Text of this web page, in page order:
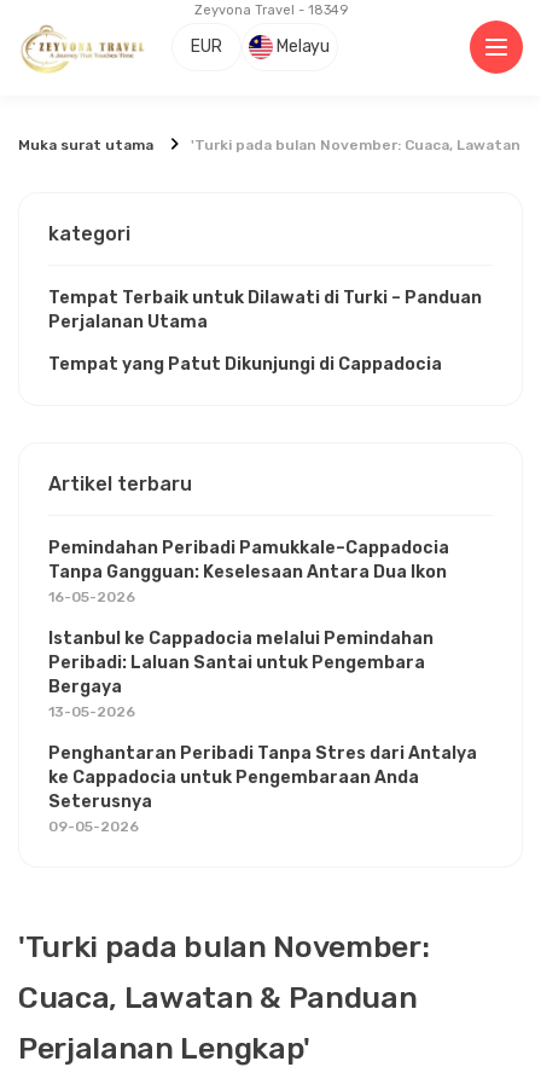
Zeyvona Travel - 18349
EUR Melayu
Muka surat utama 'Turki pada bulan November: Cuaca, Lawatan
'Turki pada bulan November:
Cuaca, Lawatan & Panduan
Perjalanan Lengkap'
kategori
Tempat Terbaik untuk Dilawati di Turki – Panduan
Perjalanan Utama
Tempat yang Patut Dikunjungi di Cappadocia
Artikel terbaru
Pemindahan Peribadi Pamukkale–Cappadocia
Tanpa Gangguan: Keselesaan Antara Dua Ikon
16-05-2026
Istanbul ke Cappadocia melalui Pemindahan
Peribadi: Laluan Santai untuk Pengembara
Bergaya
13-05-2026
Penghantaran Peribadi Tanpa Stres dari Antalya
ke Cappadocia untuk Pengembaraan Anda
Seterusnya
09-05-2026